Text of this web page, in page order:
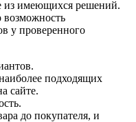
из имеющихся решений.
у проверенного
подходящих
сайте.
до покупателя, и